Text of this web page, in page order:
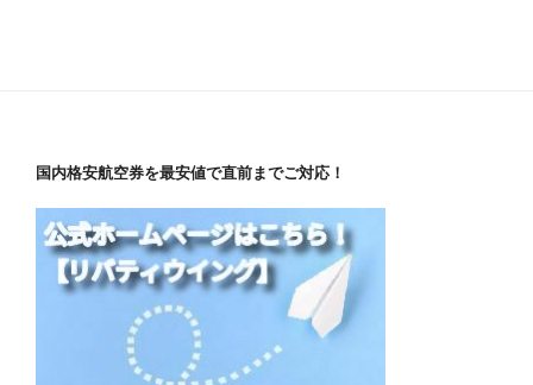
国内格安航空券を最安値で直前までご対応！